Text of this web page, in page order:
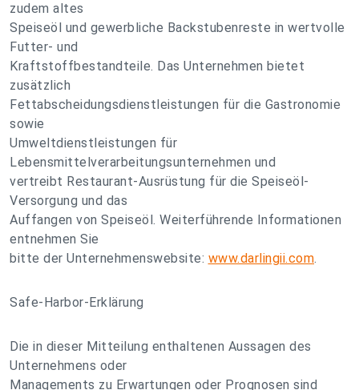
zudem altes
Speiseöl und gewerbliche Backstubenreste in wertvolle
Futter- und
Kraftstoffbestandteile. Das Unternehmen bietet
zusätzlich
Fettabscheidungsdienstleistungen für die Gastronomie
sowie
Umweltdienstleistungen für
Lebensmittelverarbeitungsunternehmen und
vertreibt Restaurant-Ausrüstung für die Speiseöl-
Versorgung und das
Auffangen von Speiseöl. Weiterführende Informationen
entnehmen Sie
bitte der Unternehmenswebsite: www.darlingii.com.
Safe-Harbor-Erklärung
Die in dieser Mitteilung enthaltenen Aussagen des
Unternehmens oder
Managements zu Erwartungen oder Prognosen sind